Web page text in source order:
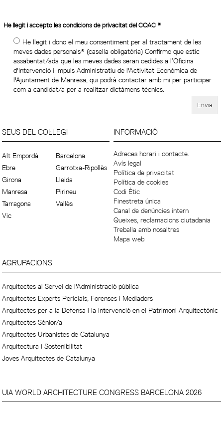
He llegit i accepto les condicions de privacitat del COAC *
He llegit i dono el meu consentiment per al tractament de les
meves dades personals* (casella obligatòria) Confirmo que estic
assabentat/ada que les meves dades seran cedides a l’Oficina
d'Intervenció i Impuls Administratiu de l'Activitat Econòmica de
l'Ajuntament de Manresa, qui podrà contactar amb mi per participar
com a candidat/a per a realitzar dictàmens tècnics.
SEUS DEL COL·LEGI
Alt Empordà
Barcelona
Ebre
Garrotxa-Ripollès
Girona
Lleida
Manresa
Pirineu
Tarragona
Vallès
Vic
INFORMACIÓ
Adreces horari i contacte.
Avís legal
Política de privacitat
Política de cookies
Codi Ètic
Finestreta única
Canal de denúncies intern
Queixes, reclamacions ciutadania
Treballa amb nosaltres
Mapa web
AGRUPACIONS
Arquitectes al Servei de l'Administració pública
Arquitectes Experts Pericials, Forenses i Mediadors
Arquitectes per a la Defensa i la Intervenció en el Patrimoni Arquitectònic
Arquitectes Sènior/a
Arquitectes Urbanistes de Catalunya
Arquitectura i Sostenibilitat
Joves Arquitectes de Catalunya
UIA WORLD ARCHITECTURE CONGRESS BARCELONA 2026